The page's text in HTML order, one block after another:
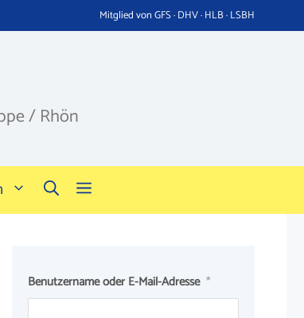
Mitglied von GFS · DHV · HLB · LSBH
/ Rhön
Benutzername oder E-Mail-Adresse *